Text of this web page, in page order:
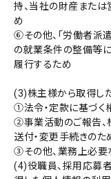
持、当社の財産また
め
⑥その他、「労働者派
の就業条件の整備等
履行するため
(3)株主様から取得し
①法令・定款に基づく
②事業活動のご報告、
送付・変更手続きのた
③その他、業務上必要
(4)役職員、採用応募